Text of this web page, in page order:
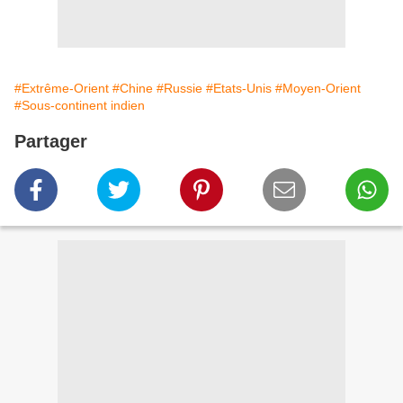
#Extrême-Orient #Chine #Russie #Etats-Unis #Moyen-Orient
#Sous-continent indien
Partager